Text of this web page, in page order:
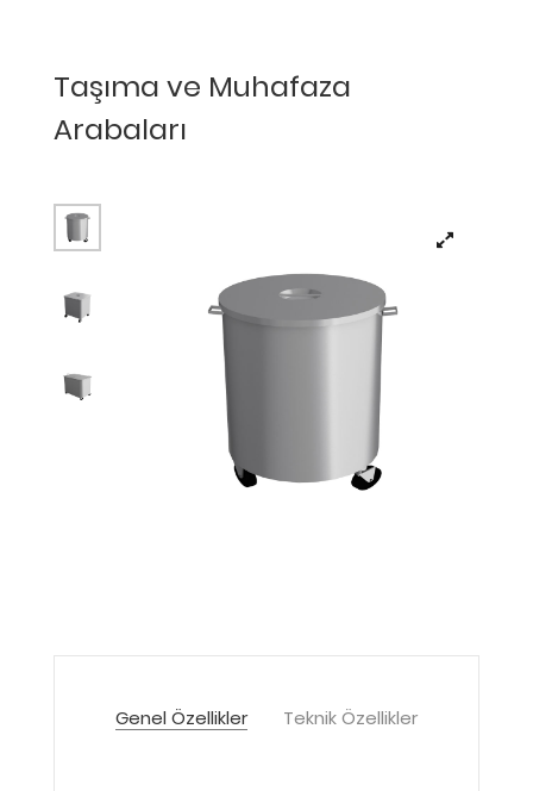
Taşıma ve Muhafaza
Arabaları
Genel Özellikler Teknik Özellikler